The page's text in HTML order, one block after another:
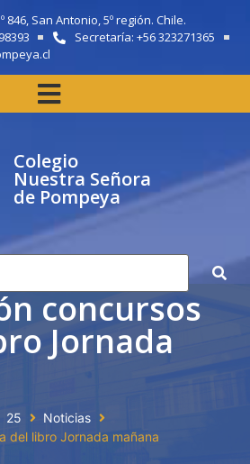
846, San Antonio, 5º región. Chile.
Secretaría: +56 323271365
Colegio
Nuestra Señora
de Pompeya
concursos
Jornada
25
Noticias
del libro Jornada mañana